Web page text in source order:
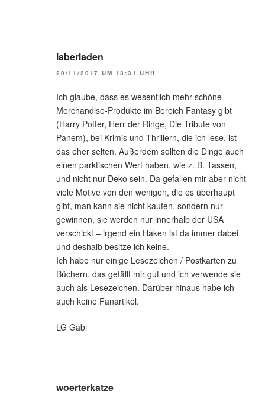
laberladen
20/11/2017 UM 13:31 UHR
Ich glaube, dass es wesentlich mehr schöne
Merchandise-Produkte im Bereich Fantasy gibt
(Harry Potter, Herr der Ringe, Die Tribute von
Panem), bei Krimis und Thrillern, die ich lese, ist
das eher selten. Außerdem sollten die Dinge auch
einen parktischen Wert haben, wie z. B. Tassen,
und nicht nur Deko sein. Da gefallen mir aber nicht
viele Motive von den wenigen, die es überhaupt
gibt, man kann sie nicht kaufen, sondern nur
gewinnen, sie werden nur innerhalb der USA
verschickt – irgend ein Haken ist da immer dabei
und deshalb besitze ich keine.
Ich habe nur einige Lesezeichen / Postkarten zu
Büchern, das gefällt mir gut und ich verwende sie
auch als Lesezeichen. Darüber hinaus habe ich
auch keine Fanartikel.
LG Gabi
woerterkatze